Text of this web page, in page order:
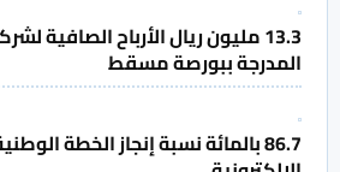
13.3 مليون ريال الأرباح الصافية
المدرجة ببورصة مسقط
86.7 بالمائة نسبة إنجاز الخطة